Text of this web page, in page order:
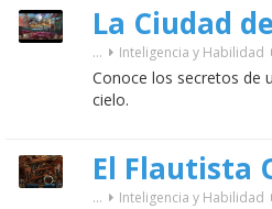
La Ciudad
... Inteligencia y Habilidad
Conoce los secretos de
cielo.
El Flautista
... Inteligencia y Habilidad